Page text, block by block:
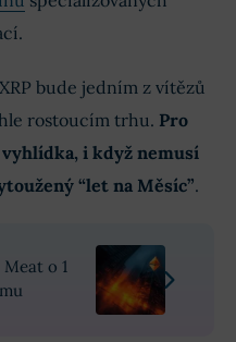
bude jedním z vítězů
rostoucím trhu. Pro
i když nemusí
“let na Měsíc”.
o 1